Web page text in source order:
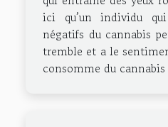
ici qu’un individu
négatifs du cannabis
tremble et a le
consomme du